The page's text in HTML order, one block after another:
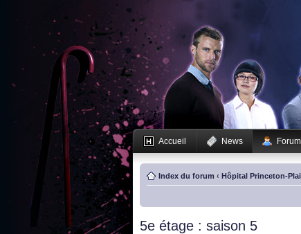
Accueil News Forum
Index du forum ‹ Hôpital Princeton-
5e étage : saison 5